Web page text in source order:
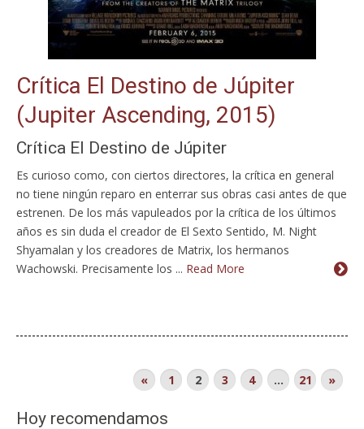
Crítica El Destino de Júpiter
(Jupiter Ascending, 2015)
Crítica El Destino de Júpiter
Es curioso como, con ciertos directores, la crítica en general
no tiene ningún reparo en enterrar sus obras casi antes de que
estrenen. De los más vapuleados por la crítica de los últimos
años es sin duda el creador de El Sexto Sentido, M. Night
Shyamalan y los creadores de Matrix, los hermanos
Wachowski. Precisamente los ... Read More
« 1 2 3 4 … 21 »
Hoy recomendamos